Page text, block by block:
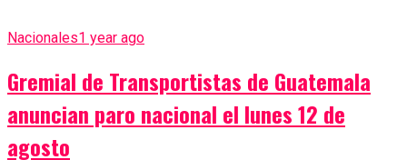
Nacionales1 year ago
Gremial de Transportistas de Guatemala
anuncian paro nacional el lunes 12 de
agosto